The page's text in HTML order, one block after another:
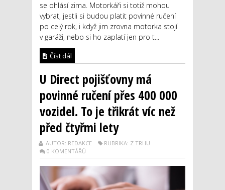
se ohlásí zima. Motorkáři si totiž mohou
vybrat, jestli si budou platit povinné ručení
po celý rok, i když jim zrovna motorka stojí
v garáži, nebo si ho zaplatí jen pro t...
Číst dál
U Direct pojišťovny má
povinné ručení přes 400 000
vozidel. To je třikrát víc než
před čtyřmi lety
AUTOR: REDAKCE
RUBRIKA: Z TRHU
0 KOMENTÁŘŮ